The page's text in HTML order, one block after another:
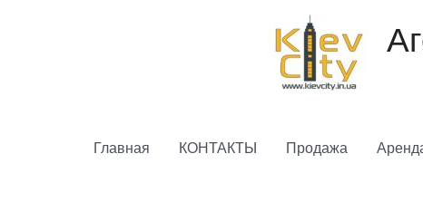
Главная КОНТАКТЫ Продажа